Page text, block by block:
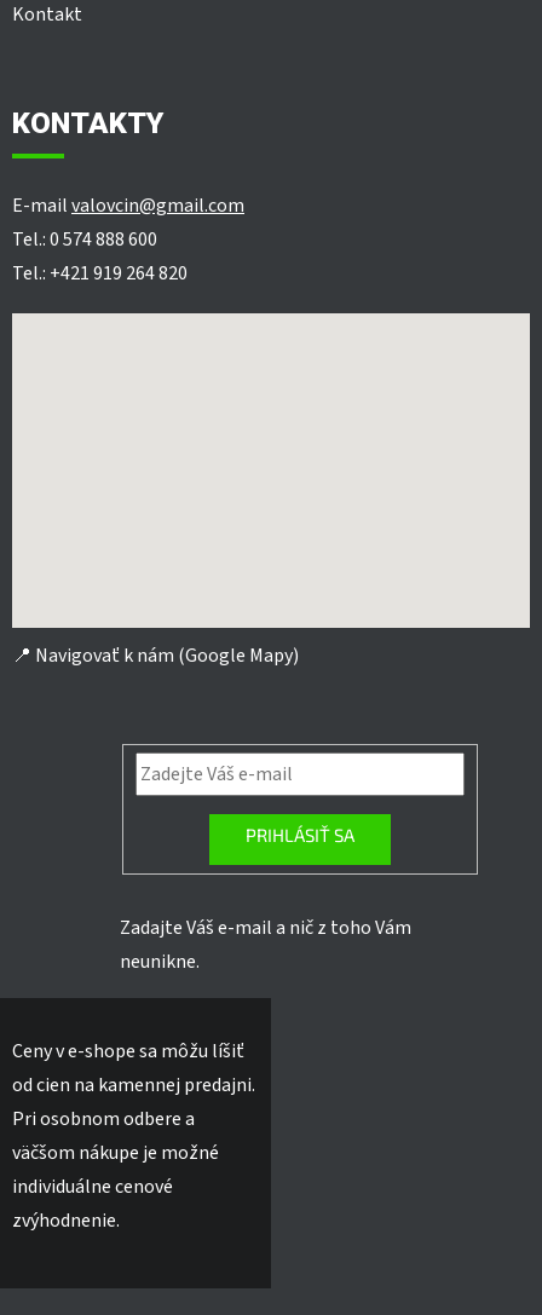
Kontakt
KONTAKTY
E-mailvalovcin@gmail.com
Tel.: 0 574 888 600
Tel.: +421 919 264 820
📍 Navigovať k nám (Google Mapy)
PRIHLÁSIŤ SA
Zadajte Váš e-mail a nič z toho Vám
neunikne.
Ceny v e-shope sa môžu líšiť
od cien na kamennej predajni.
Pri osobnom odbere a
väčšom nákupe je možné
individuálne cenové
zvýhodnenie.